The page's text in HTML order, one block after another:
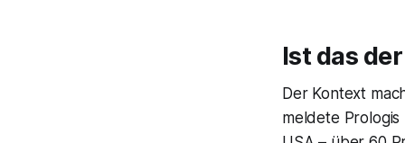
Ist das
Der Kontext
meldete Prologis